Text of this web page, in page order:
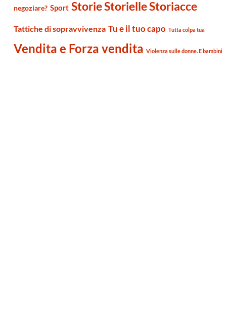
negoziare? Sport Storie Storielle Storiacce
Tattiche di sopravvivenza Tu e il tuo capo Tutta colpa tua
Vendita e Forza vendita Violenza sulle donne. E bambini